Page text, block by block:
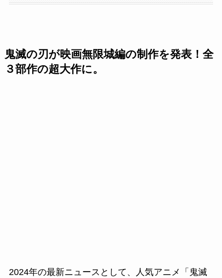
鬼滅の刃が映画無限城編の制作を発表！全
３部作の超大作に。
2024年の最新ニュースとして、人気アニメ「鬼滅